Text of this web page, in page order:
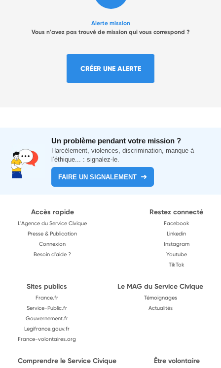
Alerte mission
Vous n'avez pas trouvé de mission qui vous correspond ?
CRÉER UNE ALERTE
Un problème pendant votre mission ?
Harcèlement, violences, discrimination, manque à
l’éthique... : signalez-le.
FAIRE UN SIGNALEMENT
Accès rapide
L'Agence du Service Civique
Presse & Publication
Connexion
Besoin d'aide ?
Restez connecté
Facebook
Linkedin
Instagram
Youtube
TikTok
Sites publics
France.fr
Service-Public.fr
Gouvernement.fr
Legifrance.gouv.fr
France-volontaires.org
Le MAG du Service Civique
Témoignages
Actualités
Comprendre le Service Civique Être volontaire